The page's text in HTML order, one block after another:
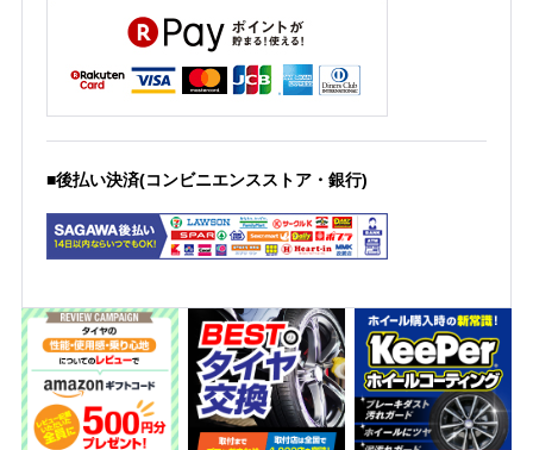
■後払い決済(コンビニエンスストア・銀行)